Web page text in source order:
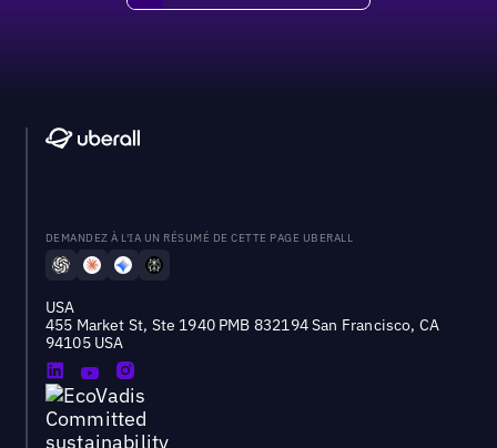
DEMANDEZ À L'IA UN RÉSUMÉ DE CETTE PAGE UBERALL
USA
455 Market St, Ste 1940 PMB 832194 San Francisco, CA
94105 USA